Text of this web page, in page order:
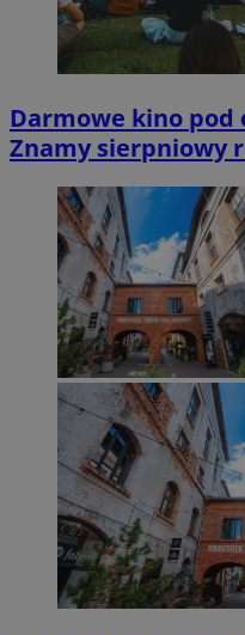
Darmowe kino pod
Znamy sierpniowy